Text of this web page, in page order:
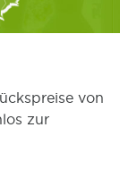
von
zur